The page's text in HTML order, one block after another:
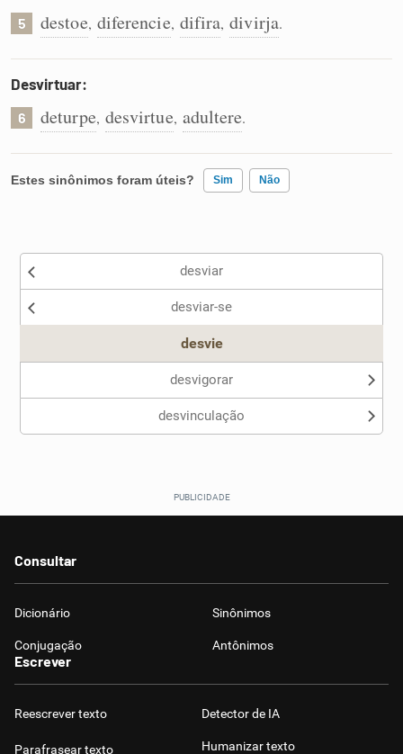
5 destoe, diferencie, difira, divirja.
Desvirtuar:
6 deturpe, desvirtue, adultere.
Estes sinônimos foram úteis? Sim Não
Nenhum dos sinônimos apresentados me ajudou
desviar
desviar-se
desvie
desvigorar
desvinculação
Consultar
Dicionário Sinônimos
Conjugação Antônimos
Escrever
Reescrever texto
Parafrasear texto
Detector de IA
Humanizar texto